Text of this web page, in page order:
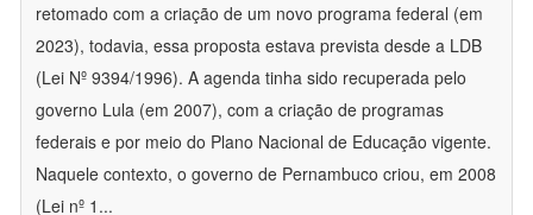
retomado com a criação de um novo programa federal (em
2023), todavia, essa proposta estava prevista desde a LDB
(Lei Nº 9394/1996). A agenda tinha sido recuperada pelo
governo Lula (em 2007), com a criação de programas
federais e por meio do Plano Nacional de Educação vigente.
Naquele contexto, o governo de Pernambuco criou, em 2008
(Lei nº 1 ...